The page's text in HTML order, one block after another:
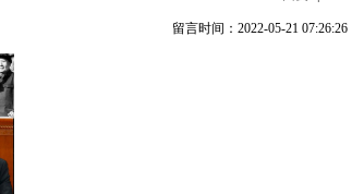
留言时间：2022-05-21 07:26:26